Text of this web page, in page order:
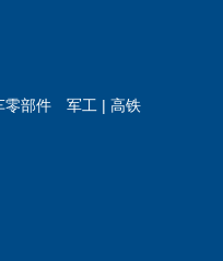
零部件 军工 | 高铁